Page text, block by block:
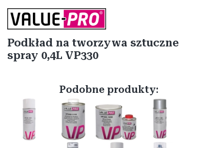
Etykiety
Podkład na tworzywa sztuczne
spray 0,4L VP330
Podobne produkty: